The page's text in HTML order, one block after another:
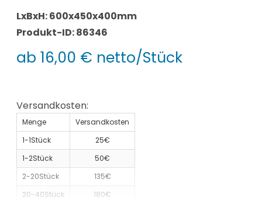
LxBxH: 600x450x400mm
Produkt-ID: 86346
ab 16,00 € netto/Stück
Versandkosten:
Menge
Versandkosten
1-1Stück
25€
1-2Stück
50€
2-20Stück
135€
20-40Stück
180€